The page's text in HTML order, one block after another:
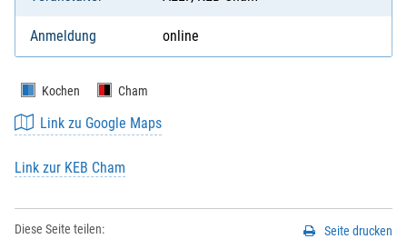
Anmeldung online
Kochen Cham
Link zu Google Maps
Link zur KEB Cham
Diese Seite teilen: Seite drucken